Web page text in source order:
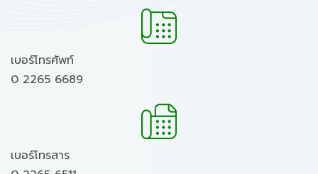
เบอร์โทรศัพท์
0 2265 6689
เบอร์โทรสาร